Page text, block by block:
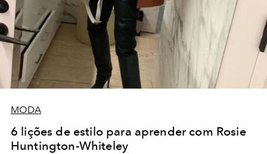
MODA
6 lições de estilo para aprender com Rosie
Huntington-Whiteley